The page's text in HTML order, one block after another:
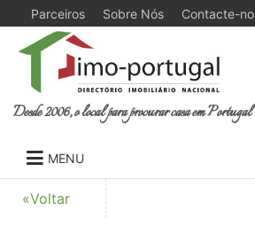
Parceiros Sobre Nós Contacte-
Desde 2006, o local para procurar casa em Portugal
MENU
«Voltar